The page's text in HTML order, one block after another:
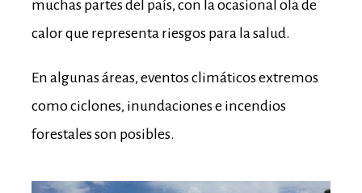
muchas partes del país, con la ocasional ola de
calor que representa riesgos para la salud.
En algunas áreas, eventos climáticos extremos
como ciclones, inundaciones e incendios
forestales son posibles.